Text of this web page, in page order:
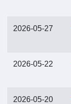
2026-05-27
2026-05-22
2026-05-20